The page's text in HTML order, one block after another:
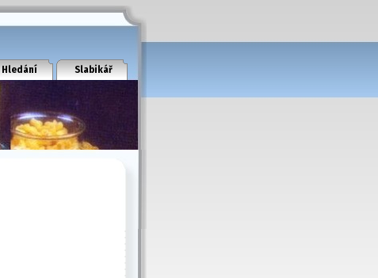
Hledání Slabikář